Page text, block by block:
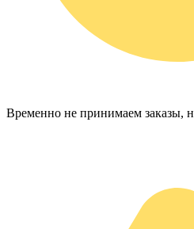
Временно не принимаем заказы,